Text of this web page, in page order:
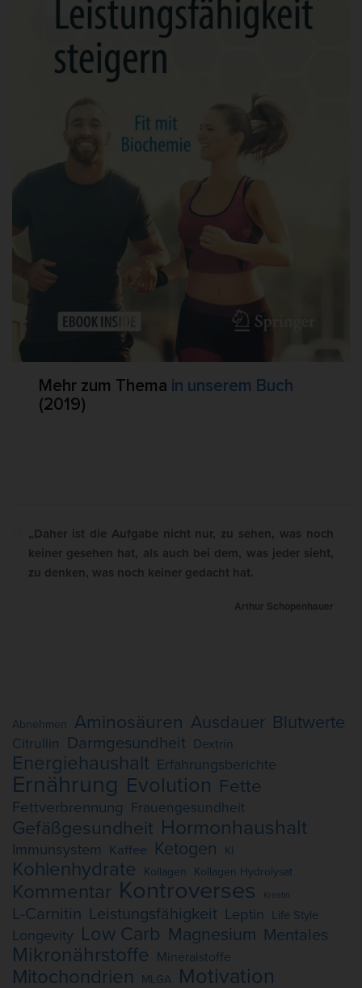
Mehr zum Thema in unserem Buch
(2019)
„Daher ist die Aufgabe nicht nur, zu sehen, was noch
keiner gesehen hat, als auch bei dem, was jeder sieht,
zu denken, was noch keiner gedacht hat.
Arthur Schopenhauer
Abnehmen Aminosäuren Ausdauer Blutwerte
Citrullin Darmgesundheit Dextrin
Energiehaushalt Erfahrungsberichte
Ernährung Evolution Fette
Fettverbrennung Frauengesundheit
Gefäßgesundheit Hormonhaushalt
Immunsystem Kaffee Ketogen KI
Kohlenhydrate Kollagen Kollagen Hydrolysat
Kommentar Kontroverses Kreatin
L-Carnitin Leistungsfähigkeit Leptin Life Style
Longevity Low Carb Magnesium Mentales
Mikronährstoffe Mineralstoffe
Mitochondrien MLGA Motivation